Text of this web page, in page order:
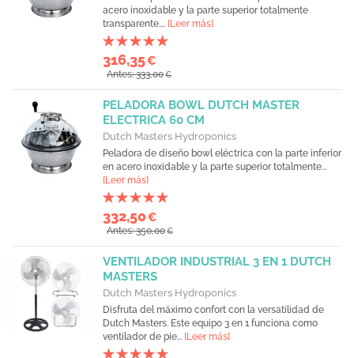
acero inoxidable y la parte superior totalmente
transparente.... [Leer más]
316,35€
Antes: 333,00€
PELADORA BOWL DUTCH MASTER
ELECTRICA 60 CM
Dutch Masters Hydroponics
Peladora de diseño bowl eléctrica con la parte inferior
en acero inoxidable y la parte superior totalmente...
[Leer más]
332,50€
Antes: 350,00€
VENTILADOR INDUSTRIAL 3 EN 1 DUTCH
MASTERS
Dutch Masters Hydroponics
Disfruta del máximo confort con la versatilidad de
Dutch Masters. Este equipo 3 en 1 funciona como
ventilador de pie... [Leer más]